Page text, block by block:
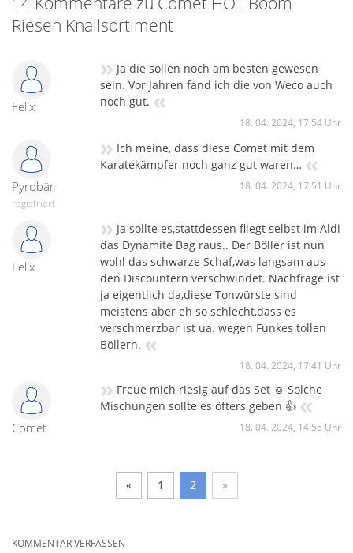
Riesen Knallsortiment
Felix
» Ja die sollen noch am besten gewesen
sein. Vor Jahren fand ich die von Weco auch
noch gut. «
18. 04. 2024, 17:54 Uhr
Pyrobär
registriert
» Ich meine, dass diese Comet mit dem
Karatekämpfer noch ganz gut waren… «
18. 04. 2024, 17:51 Uhr
Felix
» Ja sollte es,stattdessen fliegt selbst im Aldi
das Dynamite Bag raus.. Der Böller ist nun
wohl das schwarze Schaf,was langsam aus
den Discountern verschwindet. Nachfrage ist
ja eigentlich da,diese Tonwürste sind
meistens aber eh so schlecht,dass es
verschmerzbar ist ua. wegen Funkes tollen
Böllern. «
18. 04. 2024, 17:41 Uhr
Comet
» Freue mich riesig auf das Set ☺ Solche
Mischungen sollte es öfters geben 👍 «
18. 04. 2024, 14:55 Uhr
« 1 2 »
KOMMENTAR VERFASSEN